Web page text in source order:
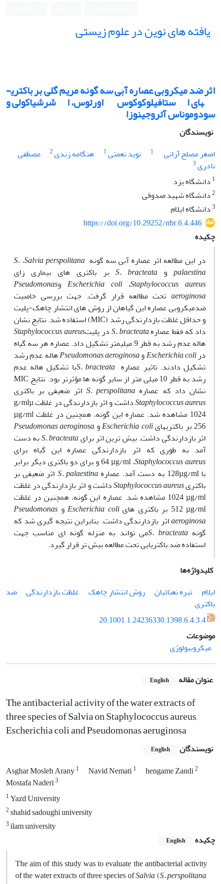
یافته های نوین در علوم زیستی
اثر ضد میکروبی عصاره آبی سه گونه مریم­ گلی بر باکتری­
های استافیلوکوکوس ­اورئوس، اشرشیاکولی و
سودوموناس آئروجینوزا
نویسندگان
اصغر مصلح آرانی
1 نوید نعمتی1 هنگامه زندی2
مصطفی
نادری3
1 دانشگاه یزد
2دانشگاه شهید صدوقی
3دانشگاه ایلام
https://doi.org/10.29252/nbr.6.4.446
چکیده
در این مطالعه اثر عصاره آبی سه گونه Salvia perspolitana، S.
palaestina و S. bracteata بر باکتری­ های بیماری­ زای
Staphylococcus aureus،Escherichia coli وPseudomonas
aeroginosa تحت مطالعه قرار گرفت. جهت بررسی خاصیت
ضدمیکروبی عصاره این گیاهان از روش ­های انتشار چاهک-پلیت
و حداقل غلظت بازدارندگی رشد (MIC) استفاده شد. نتایج نشان
داد که فقط عصارهS. bracteataدر پلیتStaphylococcus aureus
هاله ­عدم­ رشد به ­قطر 9 میلی­متر تشکیل داد. عصاره هر سه گیاه
درEscherichia coliوPseudomonas aeroginosaهاله ­عدم­ رشد
تشکیل دادند. تاثیر عصاره S. bracteataبا تشکیل هاله عدم
رشد به ­قطر 10 میلی ­متر از سایر گونه­ ها مؤثر­تر بود. نتایج
MIC
نشان داد که عصاره S. perspolitana اثر ضعیفی بر باکتری
Staphylococcus aureusداشت و اثر بازدارندگی در غلظتµ
g/ml
1024 مشاهده شد. عصاره این گونه، همچنین در غلظتµg/ml
256 بر باکتری­های
Escherichia coliوPseudomonas aeroginosa
اثر بازدارندگی داشت. بیش ­ترین اثر برایS. bracteataبه دست
آمد به­ طوری که اثر بازدارندگی عصاره این گیاه برای
Staphylococcus aureus،µg/ml
64 و برای دو باکتری دیگر برابر
باµg/ml128 به ­دست آمد. عصارهS. palaestina اثر ضعیفی بر
باکتریStaphylococcus aureusداشت و اثر بازدارندگی در غلظت
µg/ml
1024
مشاهده شد. عصاره این گونه، همچنین در غلظت
µg/ml 512 بر باکتری ­های Escherichia coli و Pseudomonas
aeroginosaاثر بازدارندگی داشت. بنابراین نتیجه ­گیری شد که
گونه S. bracteataمی­ تواند به منزله گونه ­ای مناسب جهت
استفادهضد باکتریایی تحت مطالعه بیش تر قرار گیرد.
کلیدواژه‌ها
ایلام
تیره نعنائیان روش انتشار چاهک غلظت بازدارندگی
ضد
باکتری
20.1001.1.24236330.1398.6.4.3.4
موضوعات
میکروبیولوژی
عنوان مقاله English
The antibacterial activity of the water extracts of
three species of Salvia on Staphylococcus aureus,
Escherichia coli and Pseudomonas aeruginosa
نویسندگان English
Asghar Mosleh Arany1 Navid Nemati1 hengame Zandi2
Mostafa Naderi3
1Yazd University
2shahid sadoughi university
3ilam university
چکیده
English
The aim of this study was to evaluate the antibacterial activity
of the water extracts of three species ofSalvia(S. perspolitana,